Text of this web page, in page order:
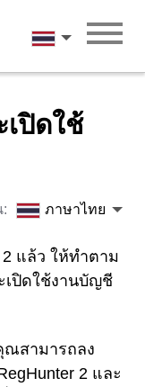
ภาษาไทย
ปิดใช้
: ภาษาไทย
แล้ว ให้ทำตาม
เปิดใช้งานบัญชี
ณสามารถลง
2 และ